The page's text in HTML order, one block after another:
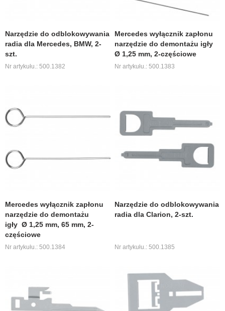
Narzędzie do odblokowywania
radia dla Mercedes, BMW, 2-
szt.
Nr artykułu.: 500.1382
Mercedes wyłącznik zapłonu
narzędzie do demontażu igły
Ø 1,25 mm, 2-częściowe
Nr artykułu.: 500.1383
Mercedes wyłącznik zapłonu
narzędzie do demontażu
igły Ø 1,25 mm, 65 mm, 2-
częściowe
Nr artykułu.: 500.1384
Narzędzie do odblokowywania
radia dla Clarion, 2-szt.
Nr artykułu.: 500.1385